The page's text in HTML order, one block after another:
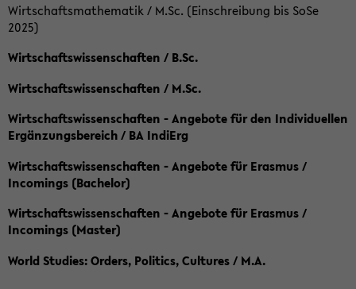
Wirtschaftsmathematik / M.Sc. (Einschreibung bis SoSe
2025)
Wirtschaftswissenschaften / B.Sc.
Wirtschaftswissenschaften / M.Sc.
Wirtschaftswissenschaften - Angebote für den Individuellen
Ergänzungsbereich / BA IndiErg
Wirtschaftswissenschaften - Angebote für Erasmus /
Incomings (Bachelor)
Wirtschaftswissenschaften - Angebote für Erasmus /
Incomings (Master)
World Studies: Orders, Politics, Cultures / M.A.